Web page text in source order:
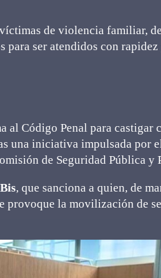
de violencia familiar,
para ser atendidos con
al Código Penal para castigar
una iniciativa impulsada por
de Seguridad Pública y
, que sanciona a quien, de
provoque la movilización de